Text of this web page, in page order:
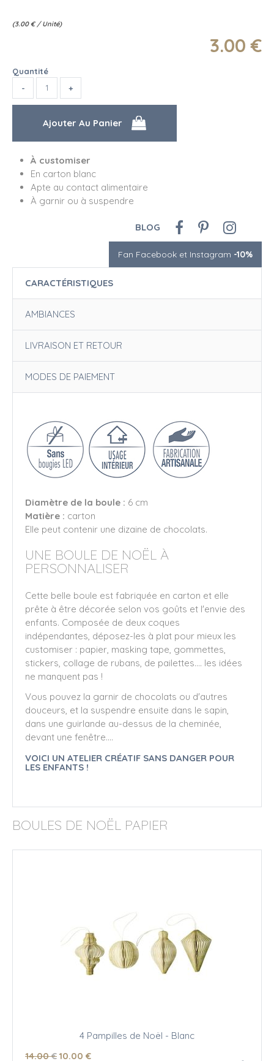
(3.00 € / Unité)
3.00 €
Quantité
À customiser
En carton blanc
Apte au contact alimentaire
À garnir ou à suspendre
BLOG
Fan Facebook et Instagram -10%
CARACTÉRISTIQUES
AMBIANCES
LIVRAISON ET RETOUR
MODES DE PAIEMENT
Diamètre de la boule : 6 cm
Matière : carton
Elle peut contenir une dizaine de chocolats.
UNE BOULE DE NOËL À
PERSONNALISER
Cette belle boule est fabriquée en carton et elle
prête à être décorée selon vos goûts et l'envie des
enfants. Composée de deux coques
indépendantes, déposez-les à plat pour mieux les
customiser : papier, masking tape, gommettes,
stickers, collage de rubans, de pailettes.... les idées
ne manquent pas !
Vous pouvez la garnir de chocolats ou d'autres
douceurs, et la suspendre ensuite dans le sapin,
dans une guirlande au-dessus de la cheminée,
devant une fenêtre....
VOICI UN ATELIER CRÉATIF SANS DANGER POUR
LES ENFANTS !
BOULES DE NOËL PAPIER
4 Pampilles de Noël - Blanc
14.00 €10.00 €